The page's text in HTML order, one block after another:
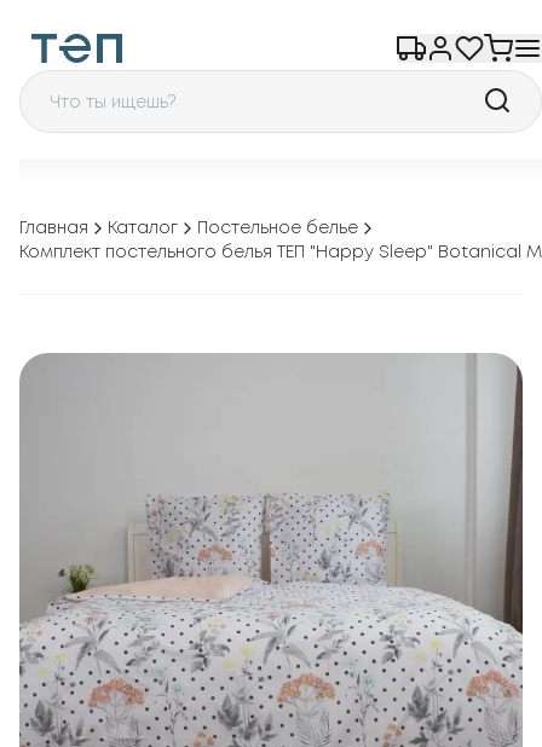
Главная Каталог
Постельное белье
Комплект постельного белья ТЕП "Happy Sleep" Botanical